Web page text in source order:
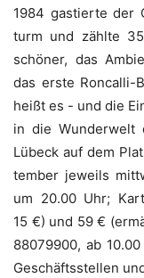
1984 gas­tier­te der
turm und zähl­te
schö­ner, das
das ers­te Ron­cal­li-
heißt es - und die
in die Wun­der­welt
Lübeck auf dem
tem­ber jeweils
um 20.00 Uhr;
15 €) und 59 €
88079900, ab
Geschäfts­stel­len